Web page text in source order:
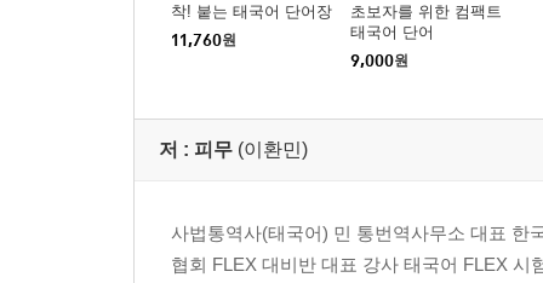
착! 붙는 태국어 단어장
11,760원
초보자를 위한 컴팩트
태국어 단어
9,000원
저 : 피무 (이환민)
사법통역사(태국어) 민 통번역사무소 대표 한
협회 FLEX 대비반 대표 강사 태국어 FLEX